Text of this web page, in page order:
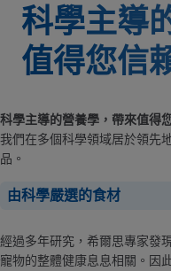
科學主導
值得您信
科學主導的營養學，帶來值得
我們在多個科學領域居於領先
品。
由科學嚴選的食材
經過多年研究，希爾思專家發
寵物的整體健康息息相關。因